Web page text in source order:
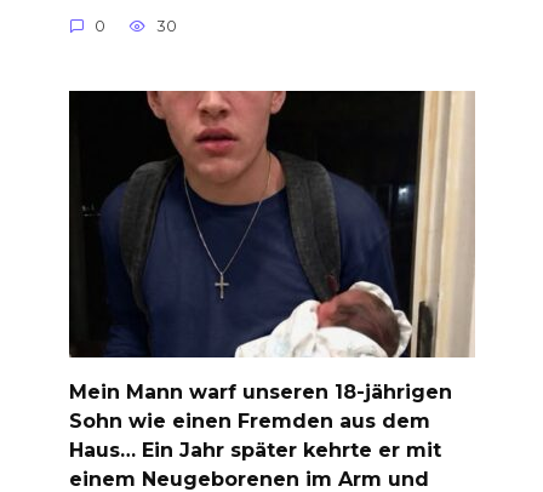
0 30
Mein Mann warf unseren 18-jährigen
Sohn wie einen Fremden aus dem
Haus… Ein Jahr später kehrte er mit
einem Neugeborenen im Arm und